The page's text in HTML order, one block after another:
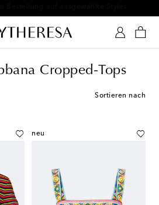
Cropped-Tops
Sortieren nach
neu